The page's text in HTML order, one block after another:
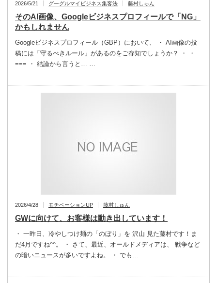
2026/5/21 グーグルマイビジネス集客法 藤村しゅん
そのAI画像、Googleビジネスプロフィールで「NG」
かもしれません
Googleビジネスプロフィール（GBP）において、 ・ AI画像の投
稿には「守るべきルール」があるのをご存知でしょうか？ ・ ・
=== ・ 結論から言うと… …
2026/4/28 モチベーションUP 藤村しゅん
GWに向けて、お客様は動き出しています！
・ 一昨日、冷やしつけ麺の「のぼり」を 沢山 見た藤村です！ま
だ4月ですね^^。 ・ さて、最近、オールドメディアは、 戦争など
の暗いニュースが多いですよね。 ・ でも…